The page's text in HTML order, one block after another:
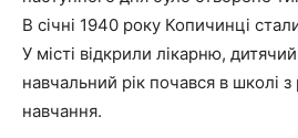
В січні 1940 року Копичинці
У місті відкрили лікарню,
навчальний рік почався в школі
навчання.